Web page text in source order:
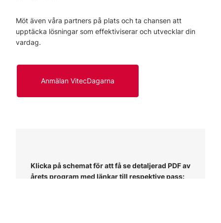
Möt även våra partners på plats och ta chansen att
upptäcka lösningar som effektiviserar och utvecklar din
vardag.
Anmälan VitecDagarna
Klicka på schemat för att få se detaljerad PDF av
årets program med länkar till respektive pass: